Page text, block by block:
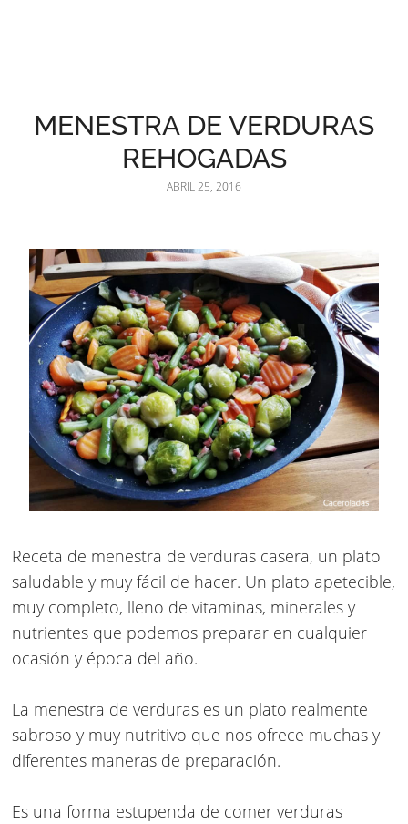
MENESTRA DE VERDURAS
REHOGADAS
ABRIL 25, 2016
Receta de menestra de verduras casera, un plato
saludable y muy fácil de hacer. Un plato apetecible,
muy completo, lleno de vitaminas, minerales y
nutrientes que podemos preparar en cualquier
ocasión y época del año.
La menestra de verduras es un plato realmente
sabroso y muy nutritivo que nos ofrece muchas y
diferentes maneras de preparación.
Es una forma estupenda de comer verduras